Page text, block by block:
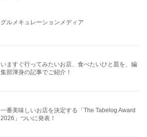
グルメキュレーションメディア
いますぐ行ってみたいお店、食べたいひと皿を、編
集部渾身の記事でご紹介！
一番美味しいお店を決定する「The Tabelog Award
2026」ついに発表！